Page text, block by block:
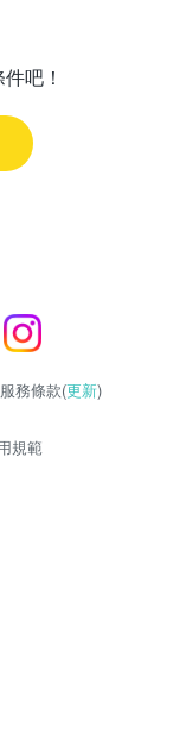
吧！
務條款(更新)
規範